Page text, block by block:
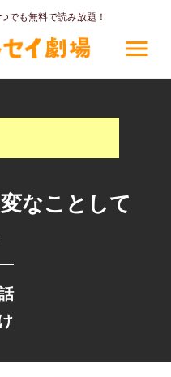
でも無料で読み放題！
menu
なことして